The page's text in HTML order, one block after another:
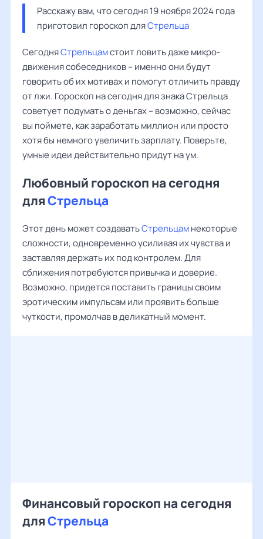
Расскажу вам, что сегодня 19 ноября 2024 года
приготовил гороскоп для Стрельца
СегодняСтрельцамстоит ловить даже микро-
движения собеседников – именно они будут
говорить об их мотивах и помогут отличить правду
от лжи. Гороскоп на сегодня для знака Стрельца
советует подумать о деньгах – возможно, сейчас
вы поймете, как заработать миллион или просто
хотя бы немного увеличить зарплату. Поверьте,
умные идеи действительно придут на ум.
Любовный гороскоп на сегодня
дляСтрельца
Этот день может создаватьСтрельцамнекоторые
сложности, одновременно усиливая их чувства и
заставляя держать их под контролем. Для
сближения потребуются привычка и доверие.
Возможно, придется поставить границы своим
эротическим импульсам или проявить больше
чуткости, промолчав в деликатный момент.
Финансовый гороскоп на сегодня
дляСтрельца